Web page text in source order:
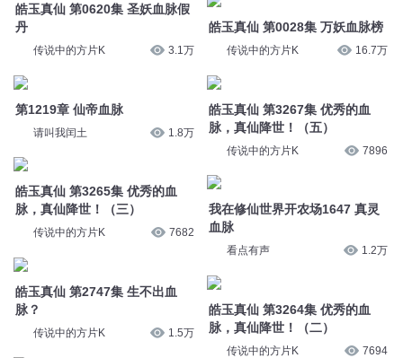
皓玉真仙 第0620集 圣妖血脉假
丹
传说中的方片K 3.1万
第1219章 仙帝血脉
请叫我闰土 1.8万
皓玉真仙 第3265集 优秀的血
脉，真仙降世！（三）
传说中的方片K 7682
皓玉真仙 第2747集 生不出血
脉？
传说中的方片K 1.5万
皓玉真仙 第0028集 万妖血脉榜
传说中的方片K 16.7万
皓玉真仙 第3267集 优秀的血
脉，真仙降世！（五）
传说中的方片K 7896
我在修仙世界开农场1647 真灵
血脉
看点有声 1.2万
皓玉真仙 第3264集 优秀的血
脉，真仙降世！（二）
传说中的方片K 7694